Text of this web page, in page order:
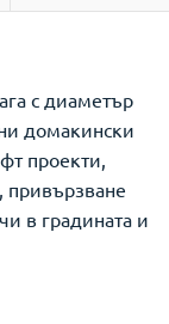
с диаметър
домакински
проекти,
привързване
в градината и